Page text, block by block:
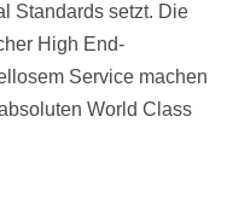
Standards setzt. Die
High End-
Service machen
World Class